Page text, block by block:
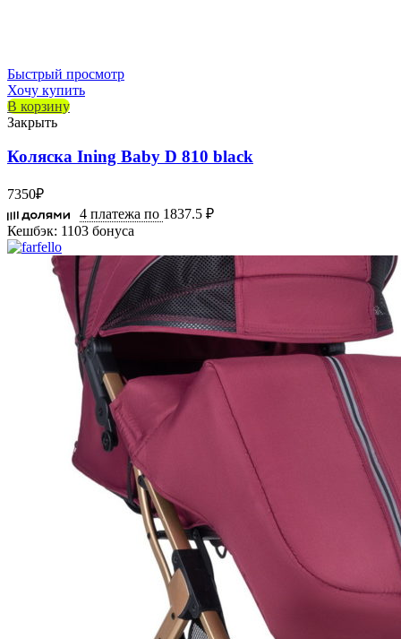
Быстрый просмотр
Хочу купить
В корзину
Закрыть
Коляска Ining Baby D 810 black
7350₽
4 платежа по 1837.5 ₽
Кешбэк: 1103 бонуса